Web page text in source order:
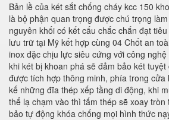
Bản lề của két sắt chống cháy kcc 150
là bộ phận quan trọng được chú trọng
nguyên khối có kết cấu chắc chắn đạt
lưu trữ tại Mỹ kết hợp cùng 04 Chốt an
inox đặc chịu lực siêu cứng với công
khi két bị khoan phá sẽ đảm bảo két
được tích hợp thông minh, phía trong cửa
kế những đĩa thép xếp tầng di động, khi
thể lạ chạm vào thì tấm thép sẽ xoay tròn
bảo tự động khóa chống mọi hình thức